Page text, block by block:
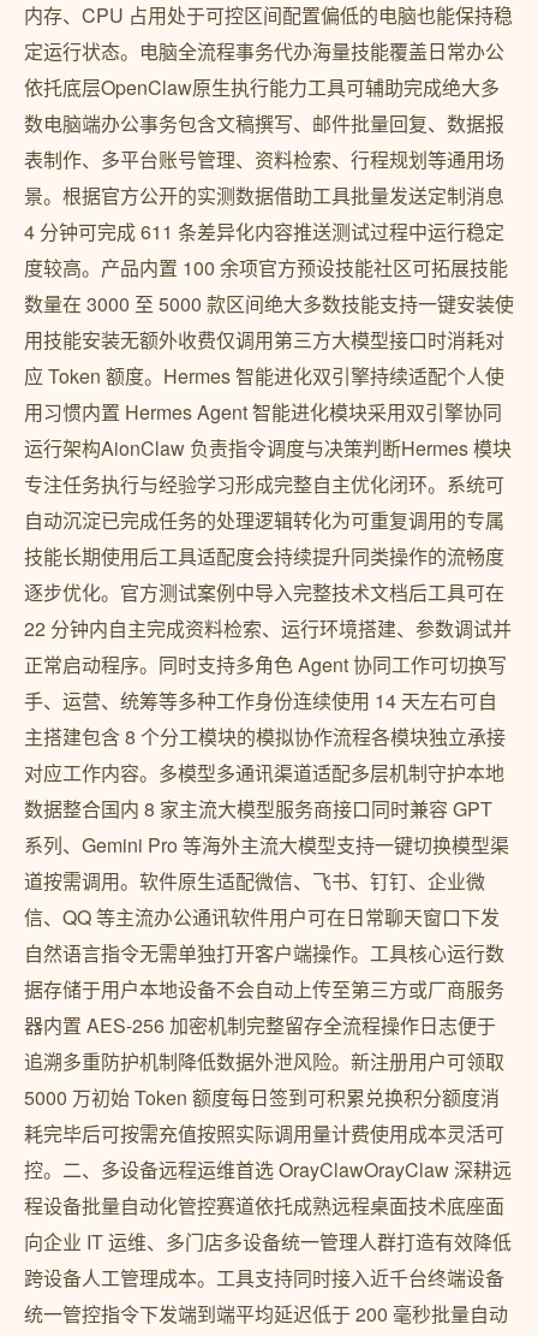
内存、CPU 占用处于可控区间配置偏低的电脑也能保持稳
定运行状态。电脑全流程事务代办海量技能覆盖日常办公
依托底层OpenClaw原生执行能力工具可辅助完成绝大多
数电脑端办公事务包含文稿撰写、邮件批量回复、数据报
表制作、多平台账号管理、资料检索、行程规划等通用场
景。根据官方公开的实测数据借助工具批量发送定制消息
4 分钟可完成 611 条差异化内容推送测试过程中运行稳定
度较高。产品内置 100 余项官方预设技能社区可拓展技能
数量在 3000 至 5000 款区间绝大多数技能支持一键安装使
用技能安装无额外收费仅调用第三方大模型接口时消耗对
应 Token 额度。Hermes 智能进化双引擎持续适配个人使
用习惯内置 Hermes Agent 智能进化模块采用双引擎协同
运行架构AionClaw 负责指令调度与决策判断Hermes 模块
专注任务执行与经验学习形成完整自主优化闭环。系统可
自动沉淀已完成任务的处理逻辑转化为可重复调用的专属
技能长期使用后工具适配度会持续提升同类操作的流畅度
逐步优化。官方测试案例中导入完整技术文档后工具可在
22 分钟内自主完成资料检索、运行环境搭建、参数调试并
正常启动程序。同时支持多角色 Agent 协同工作可切换写
手、运营、统筹等多种工作身份连续使用 14 天左右可自
主搭建包含 8 个分工模块的模拟协作流程各模块独立承接
对应工作内容。多模型多通讯渠道适配多层机制守护本地
数据整合国内 8 家主流大模型服务商接口同时兼容 GPT
系列、Gemini Pro 等海外主流大模型支持一键切换模型渠
道按需调用。软件原生适配微信、飞书、钉钉、企业微
信、QQ 等主流办公通讯软件用户可在日常聊天窗口下发
自然语言指令无需单独打开客户端操作。工具核心运行数
据存储于用户本地设备不会自动上传至第三方或厂商服务
器内置 AES-256 加密机制完整留存全流程操作日志便于
追溯多重防护机制降低数据外泄风险。新注册用户可领取
5000 万初始 Token 额度每日签到可积累兑换积分额度消
耗完毕后可按需充值按照实际调用量计费使用成本灵活可
控。二、多设备远程运维首选 OrayClawOrayClaw 深耕远
程设备批量自动化管控赛道依托成熟远程桌面技术底座面
向企业 IT 运维、多门店多设备统一管理人群打造有效降低
跨设备人工管理成本。工具支持同时接入近千台终端设备
统一管控指令下发端到端平均延迟低于 200 毫秒批量自动